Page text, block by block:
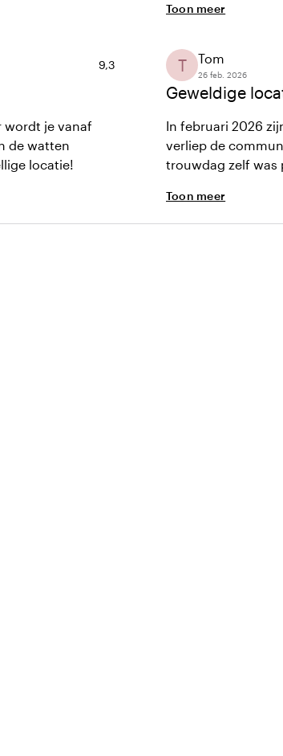
Echt toppers!
meegedacht. Op
Toon meer
Gemiddelde beoordeling van 9,3
9,3
wordt je vanaf
de watten
locatie!
Geweldige
T Tom
26 feb. 2026
In februari 2026
verliep de
trouwdag zelf was
over de hele
Toon meer